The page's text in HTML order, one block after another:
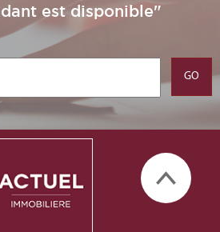
est disponible"